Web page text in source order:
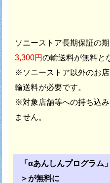
ソニーストア長期保証の
3,300円の輸送料が無料と
※ソニーストア以外のお
輸送料が必要です。
※対象店舗等への持ち込
ません。
「αあんしんプログラム
＞が無料に